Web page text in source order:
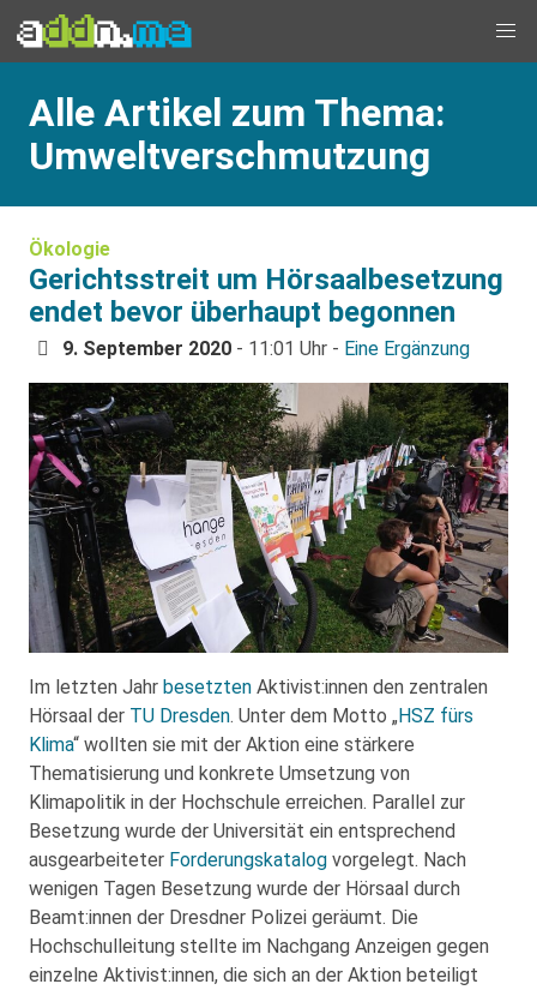
Alle Artikel zum Thema:
Umweltverschmutzung
Ökologie
Gerichtsstreit um Hörsaalbesetzung
endet bevor überhaupt begonnen
9. September 2020 - 11:01 Uhr - Eine Ergänzung
Im letzten Jahr besetzten Aktivist:innen den zentralen
Hörsaal der TU Dresden. Unter dem Motto „HSZ fürs
Klima“ wollten sie mit der Aktion eine stärkere
Thematisierung und konkrete Umsetzung von
Klimapolitik in der Hochschule erreichen. Parallel zur
Besetzung wurde der Universität ein entsprechend
ausgearbeiteter Forderungskatalog vorgelegt. Nach
wenigen Tagen Besetzung wurde der Hörsaal durch
Beamt:innen der Dresdner Polizei geräumt. Die
Hochschulleitung stellte im Nachgang Anzeigen gegen
einzelne Aktivist:innen, die sich an der Aktion beteiligt